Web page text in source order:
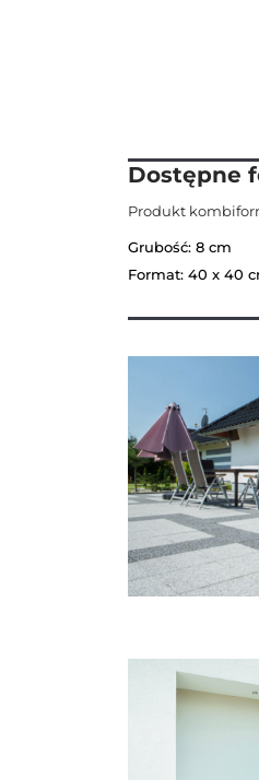
Dostępne
Produkt
Grubość: 8 cm
Format: 40 x 40